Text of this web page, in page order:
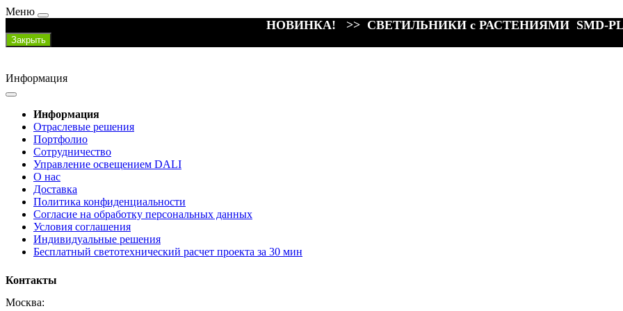
Меню
НОВИНКА! >> СВЕТИЛЬНИКИ с РАСТЕНИЯМИ SMD-
Закрыть
Информация
Информация
Отраслевые решения
Портфолио
Сотрудничество
Управление освещением DALI
О нас
Доставка
Политика конфиденциальности
Согласие на обработку персональных данных
Условия соглашения
Индивидуальные решения
Бесплатный светотехнический расчет проекта за 30 мин
Контакты
Москва: